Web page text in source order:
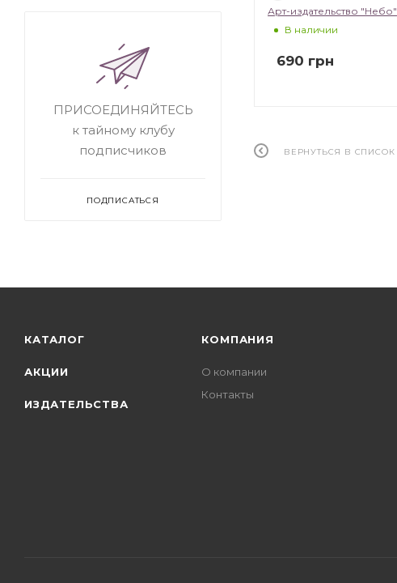
Арт-издательство "Небо"
В наличии
690 грн
ВЕРНУТЬСЯ В СПИСОК
ПРИСОЕДИНЯЙТЕСЬ
к тайному клубу
подписчиков
ПОДПИСАТЬСЯ
КАТАЛОГ
АКЦИИ
ИЗДАТЕЛЬСТВА
КОМПАНИЯ
О компании
Контакты